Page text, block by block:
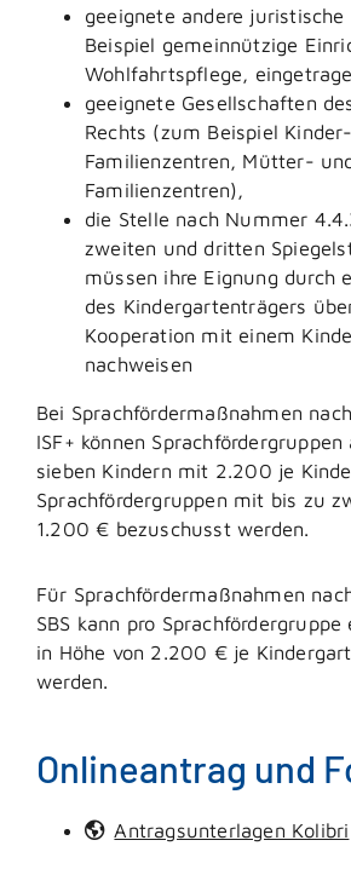
geeignete andere juristische
Beispiel gemeinnützige
Wohlfahrtspflege,
geeignete Gesellschaften
Rechts (zum Beispiel
Familienzentren, Mütter-
Familienzentren),
die Stelle nach Nummer
zweiten und dritten
müssen ihre Eignung durch
des Kindergartenträgers
Kooperation mit einem
nachweisen
Bei Sprachfördermaßnahmen
ISF+ können
sieben Kindern mit 2.200 je
Sprachfördergruppen mit bis zu
1.200 € bezuschusst werden.
Für Sprachfördermaßnahmen
SBS kann pro
in Höhe von 2.200 € je
werden.
Onlineantrag und
Antragsunterlagen Kolibri